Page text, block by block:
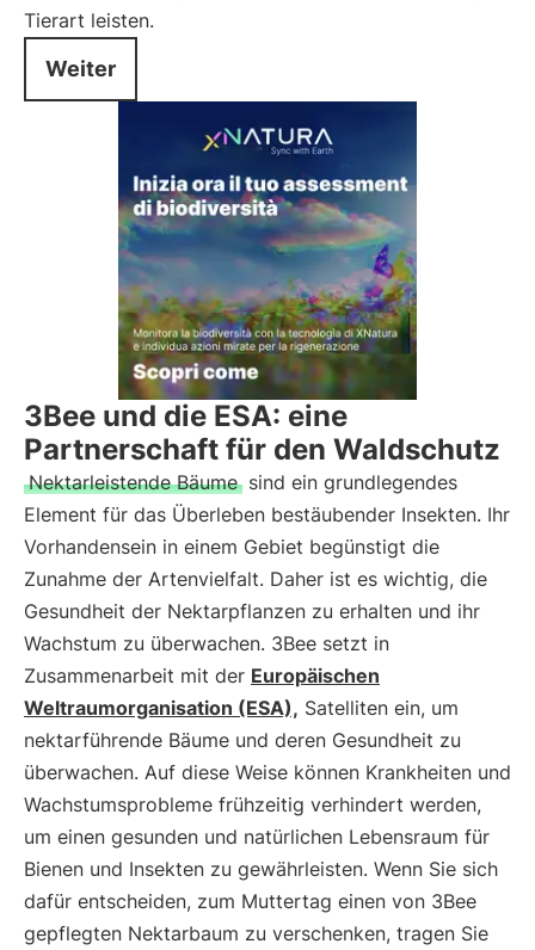
Tierart leisten.
Weiter
3Bee und die ESA: eine
Partnerschaft für den Waldschutz
Nektarleistende Bäume sind ein grundlegendes
Element für das Überleben bestäubender Insekten. Ihr
Vorhandensein in einem Gebiet begünstigt die
Zunahme der Artenvielfalt. Daher ist es wichtig, die
Gesundheit der Nektarpflanzen zu erhalten und ihr
Wachstum zu überwachen. 3Bee setzt in
Zusammenarbeit mit der Europäischen
Weltraumorganisation (ESA), Satelliten ein, um
nektarführende Bäume und deren Gesundheit zu
überwachen. Auf diese Weise können Krankheiten und
Wachstumsprobleme frühzeitig verhindert werden,
um einen gesunden und natürlichen Lebensraum für
Bienen und Insekten zu gewährleisten. Wenn Sie sich
dafür entscheiden, zum Muttertag einen von 3Bee
gepflegten Nektarbaum zu verschenken, tragen Sie